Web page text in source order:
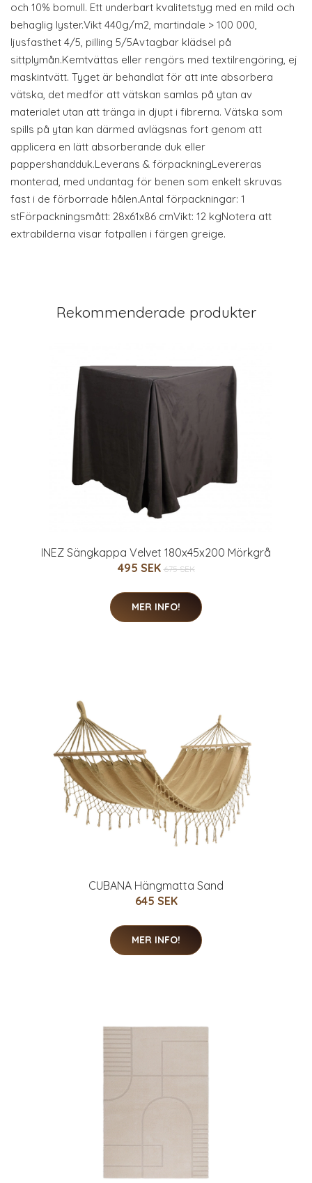
och 10% bomull. Ett underbart kvalitetstyg med en mild och
behaglig lyster.Vikt 440g/m2, martindale > 100 000,
ljusfasthet 4/5, pilling 5/5Avtagbar klädsel på
sittplymån.Kemtvättas eller rengörs med textilrengöring, ej
maskintvätt. Tyget är behandlat för att inte absorbera
vätska, det medför att vätskan samlas på ytan av
materialet utan att tränga in djupt i fibrerna. Vätska som
spills på ytan kan därmed avlägsnas fort genom att
applicera en lätt absorberande duk eller
pappershandduk.Leverans & förpackningLevereras
monterad, med undantag för benen som enkelt skruvas
fast i de förborrade hålen.Antal förpackningar: 1
stFörpackningsmått: 28x61x86 cmVikt: 12 kgNotera att
extrabilderna visar fotpallen i färgen greige.
Rekommenderade produkter
INEZ Sängkappa Velvet 180x45x200 Mörkgrå
495 SEK 675 SEK
MER INFO!
CUBANA Hängmatta Sand
645 SEK
MER INFO!